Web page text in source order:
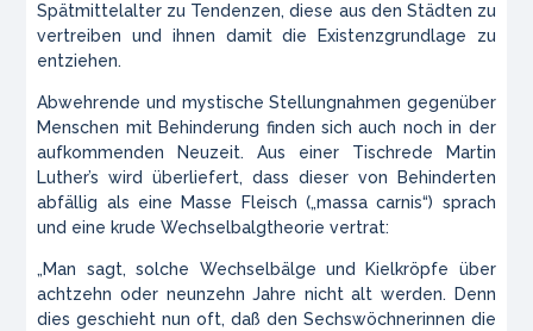
Spätmittelalter zu Tendenzen, diese aus den Städten zu
vertreiben und ihnen damit die Existenzgrundlage zu
entziehen.
Abwehrende und mystische Stellungnahmen gegenüber
Menschen mit Behinderung finden sich auch noch in der
aufkommenden Neuzeit. Aus einer Tischrede Martin
Luther’s wird überliefert, dass dieser von Behinderten
abfällig als eine Masse Fleisch („massa carnis“) sprach
und eine krude Wechselbalgtheorie vertrat:
„Man sagt, solche Wechselbälge und Kielkröpfe über
achtzehn oder neunzehn Jahre nicht alt werden. Denn
dies geschieht nun oft, daß den Sechswöchnerinnen die